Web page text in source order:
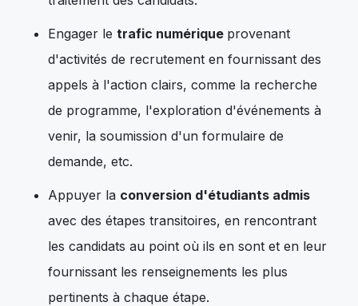
Engager le trafic numérique provenant
d'activités de recrutement en fournissant des
appels à l'action clairs, comme la recherche
de programme, l'exploration d'événements à
venir, la soumission d'un formulaire de
demande, etc.
Appuyer la conversion d'étudiants admis
avec des étapes transitoires, en rencontrant
les candidats au point où ils en sont et en leur
fournissant les renseignements les plus
pertinents à chaque étape.